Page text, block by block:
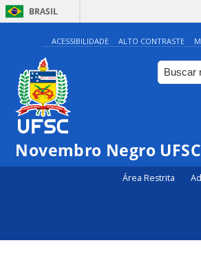
BRASIL
ACESSIBILIDADE ALTO CONTRASTE
Novembro Negro UFSC
Área Restrita